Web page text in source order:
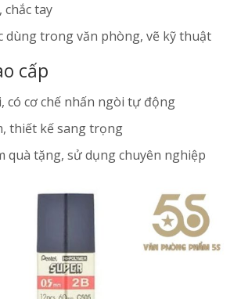
chắc tay
dùng trong văn phòng, vẽ kỹ thuật
cấp
có cơ chế nhấn ngòi tự động
thiết kế sang trọng
quà tặng, sử dụng chuyên nghiệp